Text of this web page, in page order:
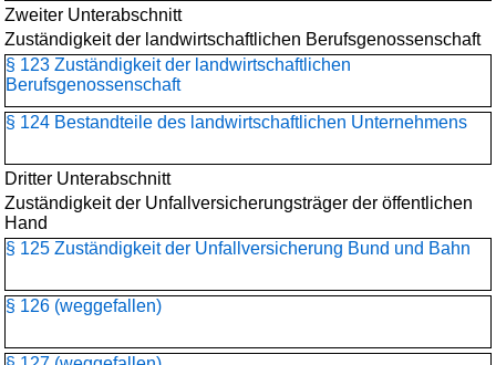
Zweiter Unterabschnitt
Zuständigkeit der landwirtschaftlichen Berufsgenossenschaft
§ 123 Zuständigkeit der landwirtschaftlichen
Berufsgenossenschaft
§ 124 Bestandteile des landwirtschaftlichen Unternehmens
Dritter Unterabschnitt
Zuständigkeit der Unfallversicherungsträger der öffentlichen
Hand
§ 125 Zuständigkeit der Unfallversicherung Bund und Bahn
§ 126 (weggefallen)